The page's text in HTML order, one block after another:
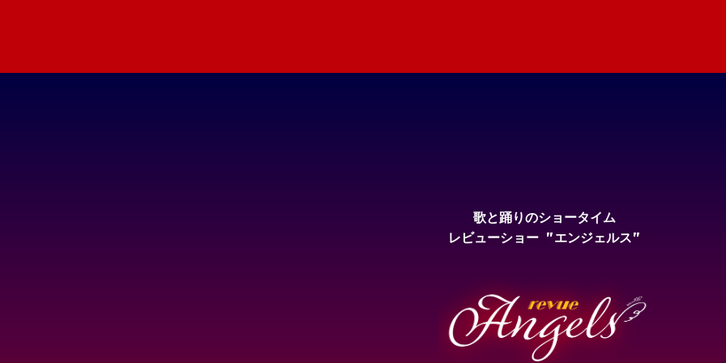
歌と踊りのショータイム
レビューショー "エンジェルス"